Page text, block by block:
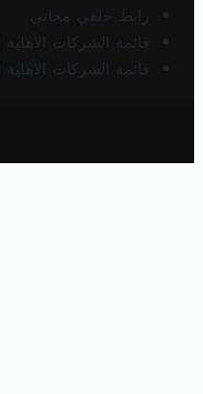
رابط خلفي مجاني
قائمة الشركات الأهلية
قائمة الشركات الأهلية